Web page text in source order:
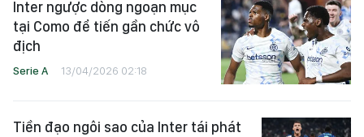
Inter ngược dòng ngoạn mục
tại Como để tiến gần chức vô
địch
Serie A 13/04/2026 02:18
Tiền đạo ngôi sao của Inter tái phát